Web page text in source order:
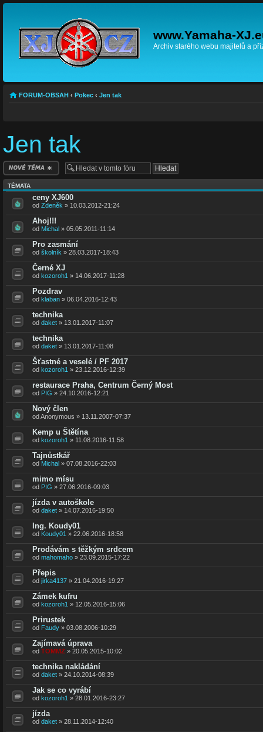
www.Yamaha-
Archiv starého webu majitelů a
FORUM-OBSAH ‹ Pokec ‹ Jen tak
Jen tak
Odeslat nové téma
TÉMATA
ceny XJ600
od Zdeněk » 10.03.2012-21:24
Ahoj!!!
od Michal » 05.05.2011-11:14
Pro zasmání
od školník » 28.03.2017-18:43
Černé XJ
od kozoroh1 » 14.06.2017-11:28
Pozdrav
od klaban » 06.04.2016-12:43
technika
od daket » 13.01.2017-11:07
technika
od daket » 13.01.2017-11:08
Šťastné a veselé / PF 2017
od kozoroh1 » 23.12.2016-12:39
restaurace Praha, Centrum Černý Most
od PIG » 24.10.2016-12:21
Nový člen
od Anonymous » 13.11.2007-07:37
Kemp u Štětína
od kozoroh1 » 11.08.2016-11:58
Tajnůstkář
od Michal » 07.08.2016-22:03
mimo mísu
od PIG » 27.06.2016-09:03
jízda v autoškole
od daket » 14.07.2016-19:50
Ing. Koudy01
od Koudy01 » 22.06.2016-18:58
Prodávám s těžkým srdcem
od mahomaho » 23.09.2015-17:22
Přepis
od jirka4137 » 21.04.2016-19:27
Zámek kufru
od kozoroh1 » 12.05.2016-15:06
Prirustek
od Faudy » 03.08.2006-10:29
Zajímavá úprava
od TOMMZ » 20.05.2015-10:02
technika nakládání
od daket » 24.10.2014-08:39
Jak se co vyrábí
od kozoroh1 » 28.01.2016-23:27
jízda
od daket » 28.11.2014-12:40